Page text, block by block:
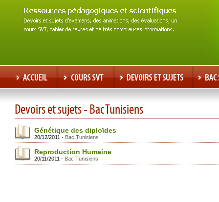
Devoirs et sujets - Bac Tunisiens
Génétique des diploïdes
20/12/2011 - Bac Tunisiens
Reproduction Humaine
20/11/2011 - Bac Tunisiens